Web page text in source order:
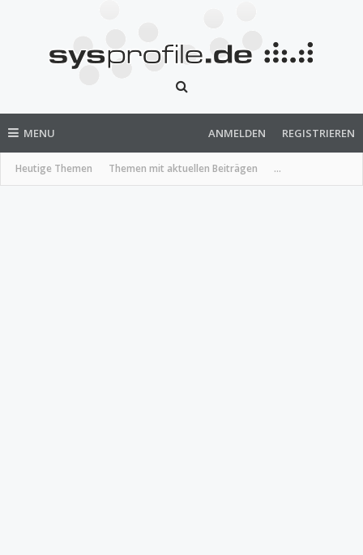
MENU
Heutige Themen Themen mit aktuellen Beiträgen ...
ANMELDEN REGISTRIEREN